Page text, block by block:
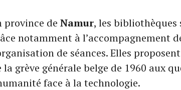
province de Namur, les bibliothèques
notamment à l’accompagnement
de séances. Elles
la grève générale belge de 1960 aux
face à la technologie.